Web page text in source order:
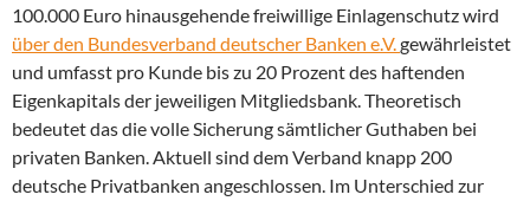
100.000 Euro hinausgehende freiwillige Einlagenschutz wird
über den Bundesverband deutscher Banken e.V.gewährleistet
und umfasst pro Kunde bis zu 20 Prozent des haftenden
Eigenkapitals der jeweiligen Mitgliedsbank. Theoretisch
bedeutet das die volle Sicherung sämtlicher Guthaben bei
privaten Banken. Aktuell sind dem Verband knapp 200
deutsche Privatbanken angeschlossen. Im Unterschied zur